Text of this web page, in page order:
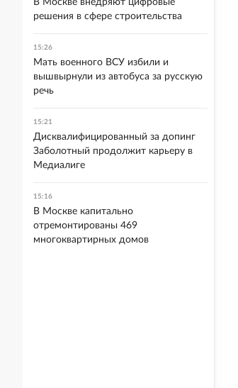
В Москве внедряют цифровые
решения в сфере строительства
15:26
Мать военного ВСУ избили и
вышвырнули из автобуса за русскую
речь
15:21
Дисквалифицированный за допинг
Заболотный продолжит карьеру в
Медиалиге
15:16
В Москве капитально
отремонтированы 469
многоквартирных домов